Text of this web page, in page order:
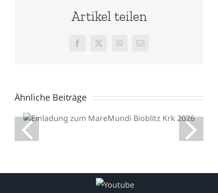
Artikel teilen
Facebook
X WhatsApp
E-
Ähnliche BeiträgeEinladung zum
MareMundi Bioblitz Krk